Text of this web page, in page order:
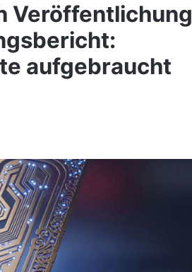
Veröffentlichung
aufgebraucht